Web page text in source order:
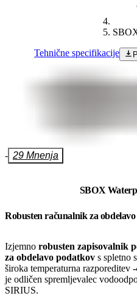
Tehnične specifikacije
- 29 Mnenja
SBOX
Robusten računalnik za
Izjemno robusten zapisovalnik
za obdelavo podatkov s spletno
široka temperaturna razporeditev
je odličen spremljevalec
SIRIUS.